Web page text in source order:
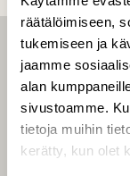
räätälöimiseen,
tukemiseen ja
jaamme
alan
sivustoamme.
tietoja muihin
kerätty, kun olet